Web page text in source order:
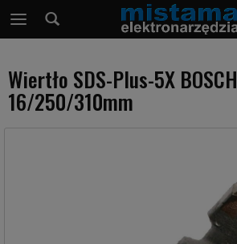
Wiertło SDS-Plus-5X BOSCH
16/250/310mm